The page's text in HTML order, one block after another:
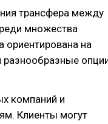
трансфера между
множества
ориентирована на
разнообразные
компаний и
Клиенты могут